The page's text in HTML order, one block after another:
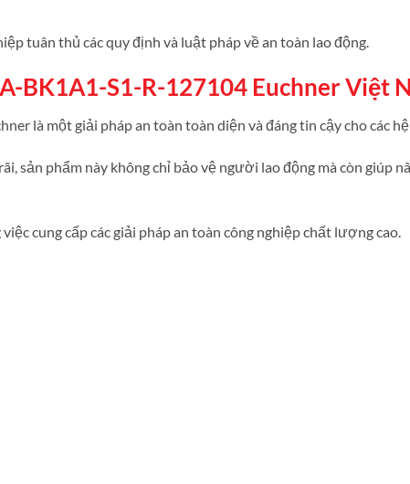
tuân thủ các quy định và luật pháp về an toàn lao động.
BK1A1-S1-R-127104 Euchner Việt
là một giải pháp an toàn toàn diện và đáng tin cậy cho các
sản phẩm này không chỉ bảo vệ người lao động mà còn giúp
cung cấp các giải pháp an toàn công nghiệp chất lượng cao.